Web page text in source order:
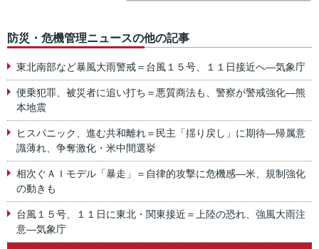
防災・危機管理ニュースの他の記事
東北南部など暴風大雨警戒＝台風１５号、１１日接近へ―気象庁
便乗犯罪、被災者に追い打ち＝悪質商法も、警察が警戒強化―熊
本地震
ヒスパニック、進む共和離れ＝民主「揺り戻し」に期待―帰属意
識薄れ、争奪激化・米中間選挙
相次ぐＡＩモデル「暴走」＝自律的攻撃に危機感―米、規制強化
の動きも
台風１５号、１１日に東北・関東接近＝上陸の恐れ、強風大雨注
意―気象庁